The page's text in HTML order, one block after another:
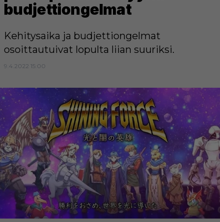
budjettiongelmat
Kehitysaika ja budjettiongelmat
osoittautuivat lopulta liian suuriksi.
9.4.2022 15:00